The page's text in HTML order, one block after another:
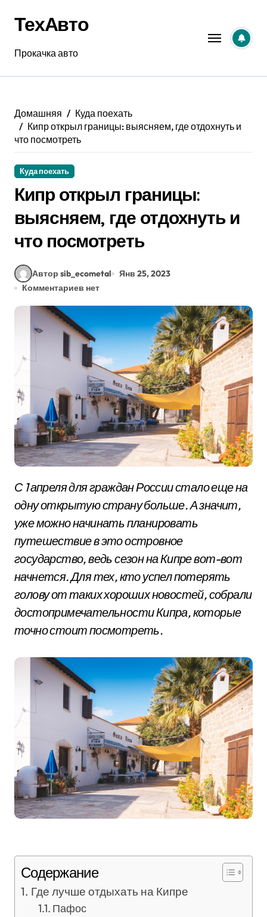
содержанию
ТехАвто
Прокачка авто
Домашняя
Куда поехать
Кипр открыл границы: выясняем, где отдохнуть и
что посмотреть
Куда поехать
Кипр открыл границы:
выясняем, где отдохнуть и
что посмотреть
Автор sib_ecometal
Янв 25, 2023
Комментариев нет
С 1 апреля для граждан России стало еще на
одну открытую страну больше. А значит,
уже можно начинать планировать
путешествие в это островное
государство, ведь сезон на Кипре вот-вот
начнется. Для тех, кто успел потерять
голову от таких хороших новостей, собрали
достопримечательности Кипра, которые
точно стоит посмотреть.
Содержание
Где лучше отдыхать на Кипре
Пафос